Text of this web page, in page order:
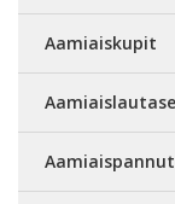
Aamiaiskupit
Aamiaispannut